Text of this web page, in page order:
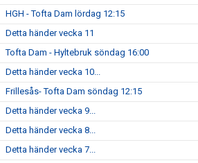
HGH - Tofta Dam lördag 12:15
Detta händer vecka 11
Tofta Dam - Hyltebruk söndag 16:00
Detta händer vecka 10...
Frillesås- Tofta Dam söndag 12:15
Detta händer vecka 9...
Detta händer vecka 8...
Detta händer vecka 7...